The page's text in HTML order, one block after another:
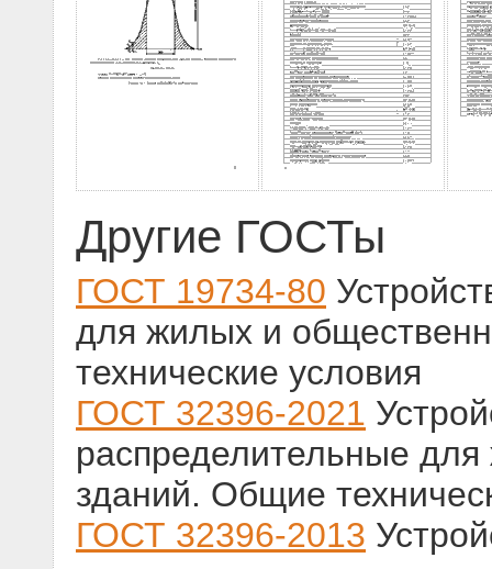
Другие ГОСТы
ГОСТ 19734-80
для жилых и
технические условия
ГОСТ 32396-2021
распределительные
зданий. Общие
ГОСТ 32396-2013